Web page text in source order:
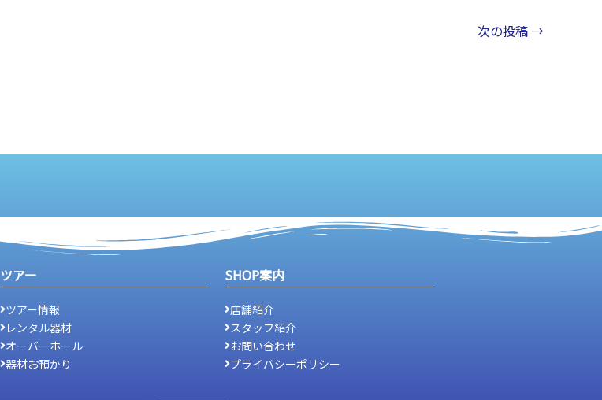
次の投稿→
ツアー
ツアー情報
レンタル器材
オーバーホール
器材お預かり
SHOP案内
店舗紹介
スタッフ紹介
お問い合わせ
プライバシーポリシー